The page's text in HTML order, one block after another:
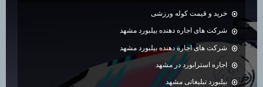
خرید و قیمت کوله ورزشی
شرکت های اجاره دهنده بیلبورد مشهد
شرکت های اجاره دهنده بیلبورد مشهد
اجاره استرابورد در مشهد
بیلبورد تبلیغاتی مشهد